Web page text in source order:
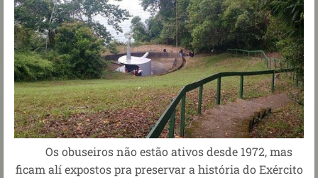
Os obuseiros não estão ativos desde 1972, mas
ficam alí expostos pra preservar a história do Exército